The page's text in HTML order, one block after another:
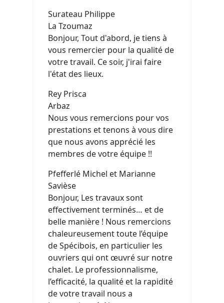
Surateau Philippe
La Tzoumaz
Bonjour, Tout d'abord, je tiens à
vous remercier pour la qualité de
votre travail. Ce soir, j'irai faire
l'état des lieux.
Rey Prisca
Arbaz
Nous vous remercions pour vos
prestations et tenons à vous dire
que nous avons apprécié les
membres de votre équipe !!
Pfefferlé Michel et Marianne
Savièse
Bonjour, Les travaux sont
effectivement terminés… et de
belle manière ! Nous remercions
chaleureusement toute l’équipe
de Spécibois, en particulier les
ouvriers qui ont œuvré sur notre
chalet. Le professionnalisme,
l’efficacité, la qualité et la rapidité
de votre travail nous a